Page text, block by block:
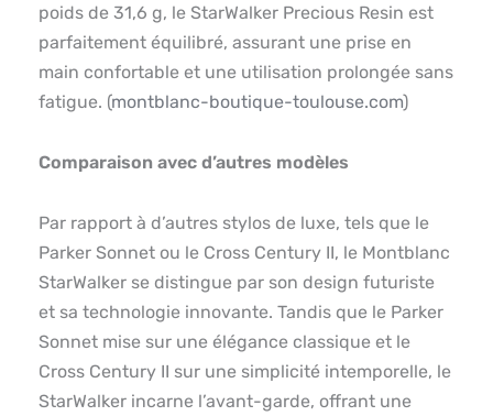
poids de 31,6 g, le StarWalker Precious Resin est
parfaitement équilibré, assurant une prise en
main confortable et une utilisation prolongée sans
fatigue. (montblanc-boutique-toulouse.com)
Comparaison avec d’autres modèles
Par rapport à d’autres stylos de luxe, tels que le
Parker Sonnet ou le Cross Century II, le Montblanc
StarWalker se distingue par son design futuriste
et sa technologie innovante. Tandis que le Parker
Sonnet mise sur une élégance classique et le
Cross Century II sur une simplicité intemporelle, le
StarWalker incarne l’avant-garde, offrant une